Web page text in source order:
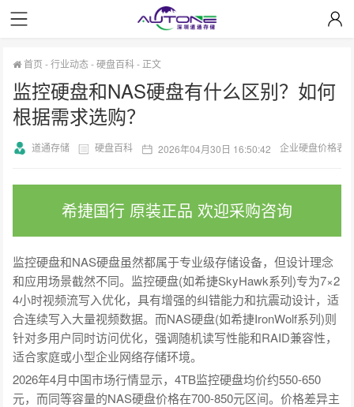
首页 -行业动态-硬盘百科- 正文
监控硬盘和NAS硬盘有什么区别？如何
根据需求选购？
道通存储 硬盘百科 2026年04月30日 16:50:42 企业硬盘价格表
希捷国行 原装正品 欢迎采购咨询
监控硬盘和NAS硬盘虽然都属于专业级存储设备，但设计理念
和应用场景截然不同。监控硬盘(如希捷SkyHawk系列)专为7×2
4小时视频流写入优化，具有增强的纠错能力和抗震动设计，适
合连续写入大量视频数据。而NAS硬盘(如希捷IronWolf系列)则
针对多用户同时访问优化，强调随机读写性能和RAID兼容性，
适合家庭或小型企业网络存储环境。
2026年4月中国市场行情显示，4TB监控硬盘均价约550-650
元，而同等容量的NAS硬盘价格在700-850元区间。价格差异主